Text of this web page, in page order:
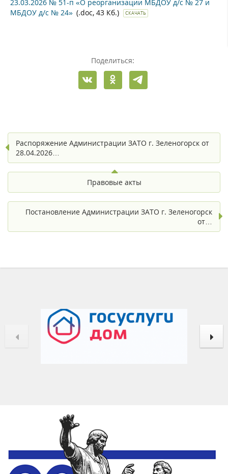
23.03.2026 № 51-п «О реорганизации МБДОУ д/с № 27 и
МБДОУ д/с № 24» (.doc, 43 Кб.) СКАЧАТЬ
Поделиться:
Распоряжение Администрации ЗАТО г. Зеленогорск от
28.04.2026…
Правовые акты
Постановление Администрации ЗАТО г. Зеленогорск
от…